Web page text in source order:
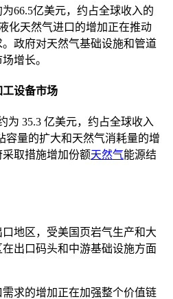
66.5亿美元，约占全球收入的
化天然气进口的增加正在推动
政府对天然气基础设施和管道
增长。
设备市场
为 35.3 亿美元，约占全球收入
容量的扩大和天然气消耗量的增
取措施增加份额天然气能源结
地区，受美国页岩气生产和大
出口码头和中游基础设施方面
求的增加正在加强整个价值链